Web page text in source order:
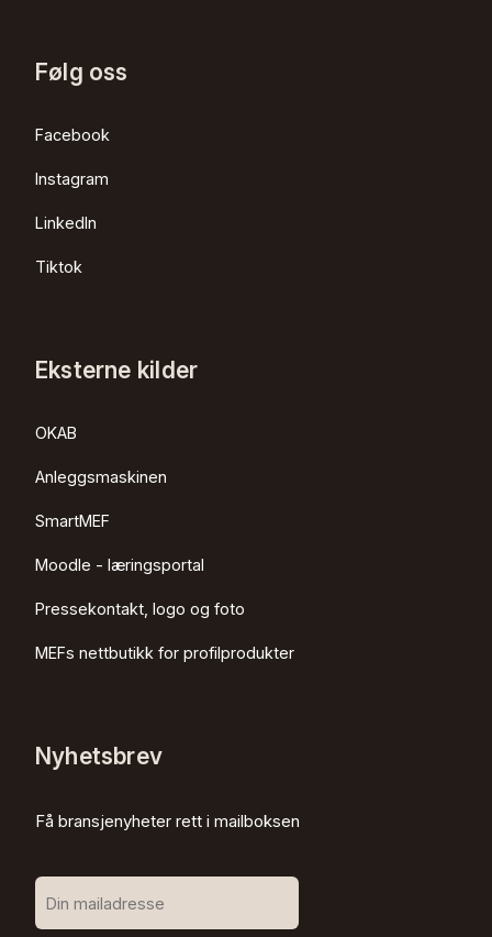
Følg oss
Facebook
Instagram
LinkedIn
Tiktok
Eksterne kilder
OKAB
Anleggsmaskinen
SmartMEF
Moodle - læringsportal
Pressekontakt, logo og foto
MEFs nettbutikk for profilprodukter
Nyhetsbrev
Få bransjenyheter rett i mailboksen